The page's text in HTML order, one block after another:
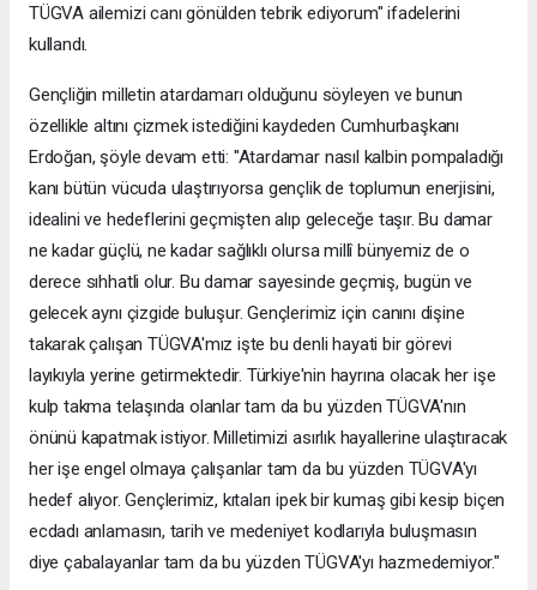
TÜGVA ailemizi canı gönülden tebrik ediyorum" ifadelerini
kullandı.
Gençliğin milletin atardamarı olduğunu söyleyen ve bunun
özellikle altını çizmek istediğini kaydeden Cumhurbaşkanı
Erdoğan, şöyle devam etti: "Atardamar nasıl kalbin pompaladığı
kanı bütün vücuda ulaştırıyorsa gençlik de toplumun enerjisini,
idealini ve hedeflerini geçmişten alıp geleceğe taşır. Bu damar
ne kadar güçlü, ne kadar sağlıklı olursa millî bünyemiz de o
derece sıhhatli olur. Bu damar sayesinde geçmiş, bugün ve
gelecek aynı çizgide buluşur. Gençlerimiz için canını dişine
takarak çalışan TÜGVA'mız işte bu denli hayati bir görevi
layıkıyla yerine getirmektedir. Türkiye'nin hayrına olacak her işe
kulp takma telaşında olanlar tam da bu yüzden TÜGVA'nın
önünü kapatmak istiyor. Milletimizi asırlık hayallerine ulaştıracak
her işe engel olmaya çalışanlar tam da bu yüzden TÜGVA'yı
hedef alıyor. Gençlerimiz, kıtaları ipek bir kumaş gibi kesip biçen
ecdadı anlamasın, tarih ve medeniyet kodlarıyla buluşmasın
diye çabalayanlar tam da bu yüzden TÜGVA'yı hazmedemiyor."